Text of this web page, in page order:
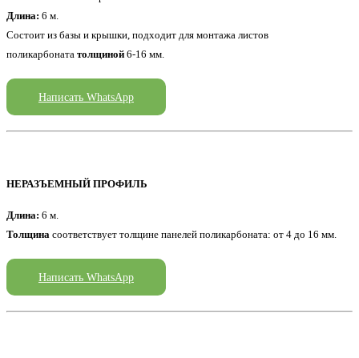
Длина: 6 м.
Состоит из базы и крышки, подходит для монтажа листов
поликарбоната толщиной 6-16 мм.
Написать WhatsApp
НЕРАЗЪЕМНЫЙ ПРОФИЛЬ
Длина: 6 м.
Толщина соответствует толщине панелей поликарбоната: от 4 до 16 мм.
Написать WhatsApp